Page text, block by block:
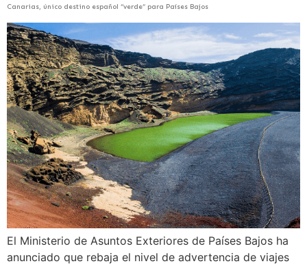
Canarias, único destino español “verde” para Países Bajos
El Ministerio de Asuntos Exteriores de Países Bajos ha
anunciado que rebaja el nivel de advertencia de viajes